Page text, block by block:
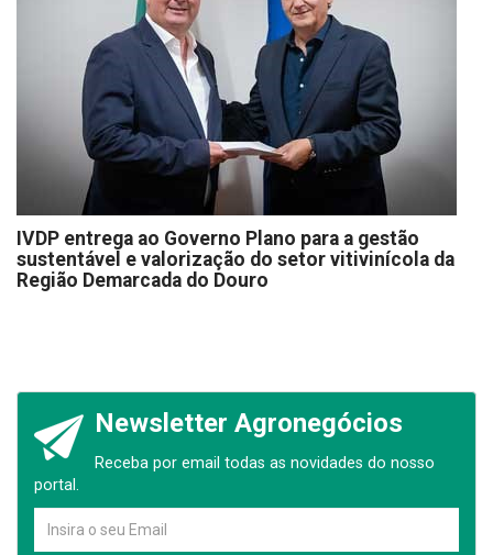
IVDP entrega ao Governo Plano para a gestão
sustentável e valorização do setor vitivinícola da
Região Demarcada do Douro
Newsletter Agronegócios
Receba por email todas as novidades do nosso
portal.